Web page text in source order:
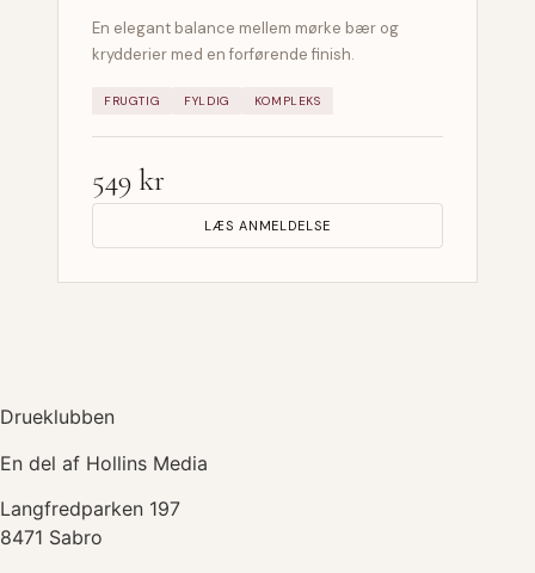
En elegant balance mellem mørke bær og
krydderier med en forførende finish.
FRUGTIG FYLDIG KOMPLEKS
549 kr
LÆS ANMELDELSE
Drueklubben
En del af Hollins Media
Langfredparken 197
8471 Sabro